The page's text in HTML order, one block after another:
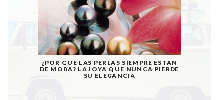
¿POR QUÉ LAS PERLAS SIEMPRE ESTÁN
DE MODA? LA JOYA QUE NUNCA PIERDE
SU ELEGANCIA